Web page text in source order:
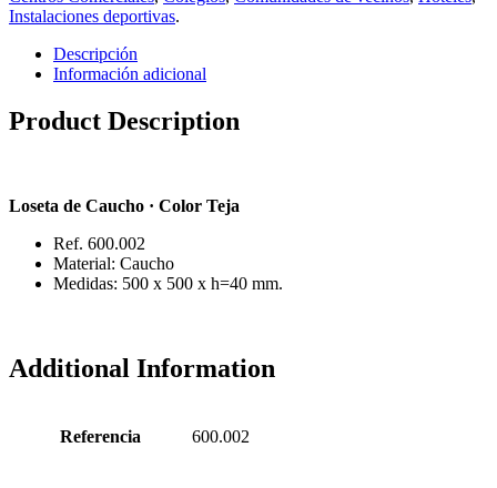
Instalaciones deportivas.
Descripción
Información adicional
Product Description
Loseta de Caucho · Color Teja
Ref. 600.002
Material: Caucho
Medidas: 500 x 500 x h=40 mm.
Additional Information
Referencia 600.002